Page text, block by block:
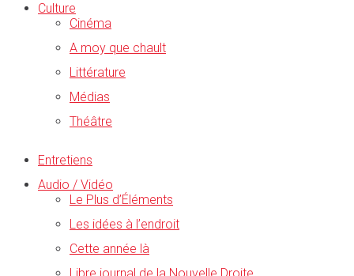
Culture
Cinéma
A moy que chault
Littérature
Médias
Théâtre
Entretiens
Audio / Vidéo
Le Plus d’Éléments
Les idées à l’endroit
Cette année là